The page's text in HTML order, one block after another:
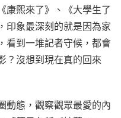
康熙來了》、《大學生了
印象最深刻的就是因為家
看到一堆記者守候，都會
？沒想到現在真的回來
動態，觀察觀眾最愛的內